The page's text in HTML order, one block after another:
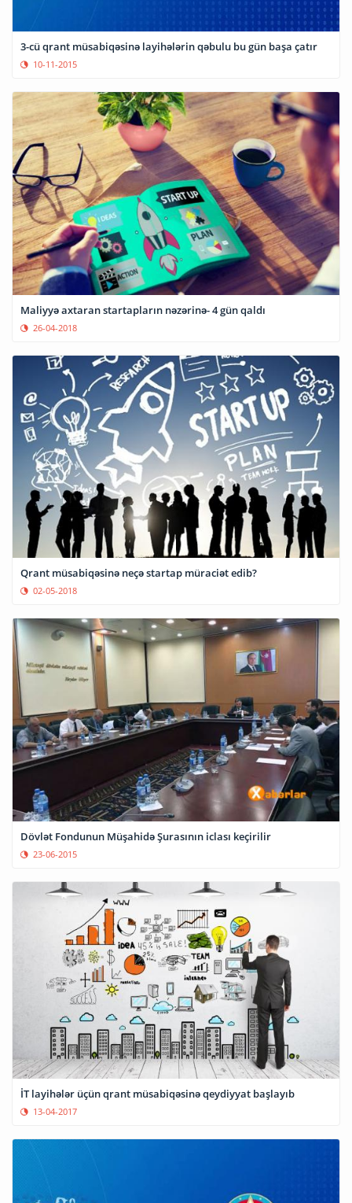
3-cü qrant müsabiqəsinə layihələrin qəbulu bu gün başa çatır
10-11-2015
Maliyyə axtaran startapların nəzərinə- 4 gün qaldı
26-04-2018
Qrant müsabiqəsinə neçə startap müraciət edib?
02-05-2018
Dövlət Fondunun Müşahidə Şurasının iclası keçirilir
23-06-2015
İT layihələr üçün qrant müsabiqəsinə qeydiyyat başlayıb
13-04-2017